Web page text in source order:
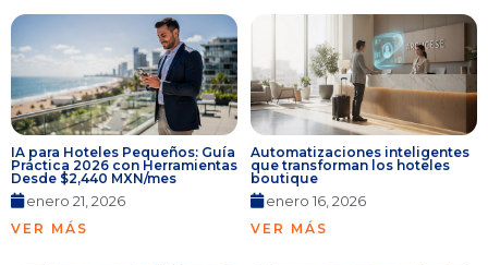
IA para Hoteles Pequeños: Guía
Práctica 2026 con Herramientas
Desde $2,440 MXN/mes
enero 21, 2026
VER MÁS
Automatizaciones inteligentes
que transforman los hoteles
boutique
enero 16, 2026
VER MÁS